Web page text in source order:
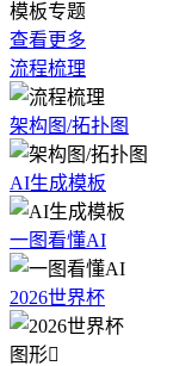
模板专题
查看更多
流程梳理
架构图/拓扑图
AI生成模板
一图看懂AI
2026世界杯
图形